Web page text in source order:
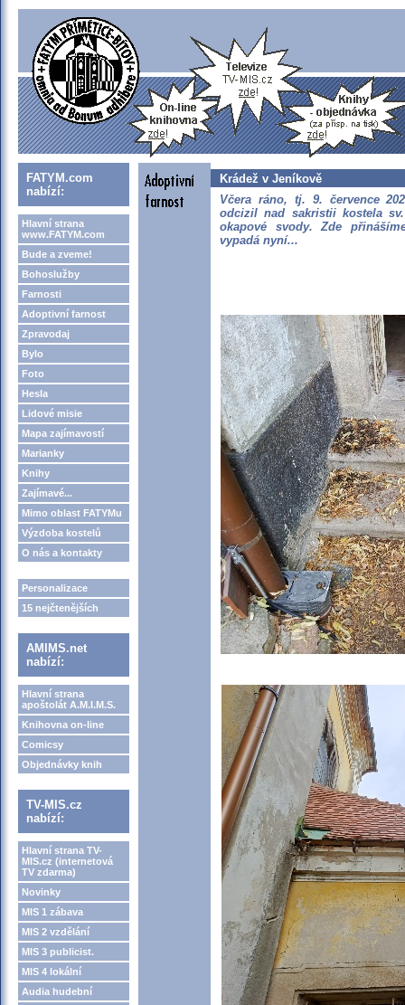
FATYM.com
nabízí:
Hlavní strana
www.FATYM.com
Bude a zveme!
Bohoslužby
Farnosti
Adoptivní farnost
Zpravodaj
Bylo
Foto
Hesla
Lidové misie
Mapa zajímavostí
Marianky
Knihy
Zajímavé...
Mimo oblast FATYMu
Výzdoba kostelů
O nás a kontakty
Personalizace
15 nejčtenějších
AMIMS.net
nabízí:
Hlavní strana
apoštolát A.M.I.M.S.
Knihovna on-line
Comicsy
Objednávky knih
TV-MIS.cz
nabízí:
Hlavní strana TV-
MIS.cz (internetová
TV zdarma)
Novinky
MIS 1 zábava
MIS 2 vzdělání
MIS 3 publicist.
MIS 4 lokální
Audia hudební
Krádež v Jeníkově
Včera ráno, tj. 9. července
odcizil nad sakristii kostela
okapové svody. Zde
vypadá nyní...